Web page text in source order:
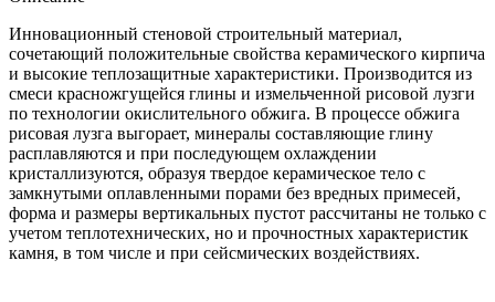
Инновационный стеновой строительный материал,
сочетающий положительные свойства керамического кирпича
и высокие теплозащитные характеристики. Производится из
смеси красножгущейся глины и измельченной рисовой лузги
по технологии окислительного обжига. В процессе обжига
рисовая лузга выгорает, минералы составляющие глину
расплавляются и при последующем охлаждении
кристаллизуются, образуя твердое керамическое тело с
замкнутыми оплавленными порами без вредных примесей,
форма и размеры вертикальных пустот рассчитаны не только с
учетом теплотехнических, но и прочностных характеристик
камня, в том числе и при сейсмических воздействиях.